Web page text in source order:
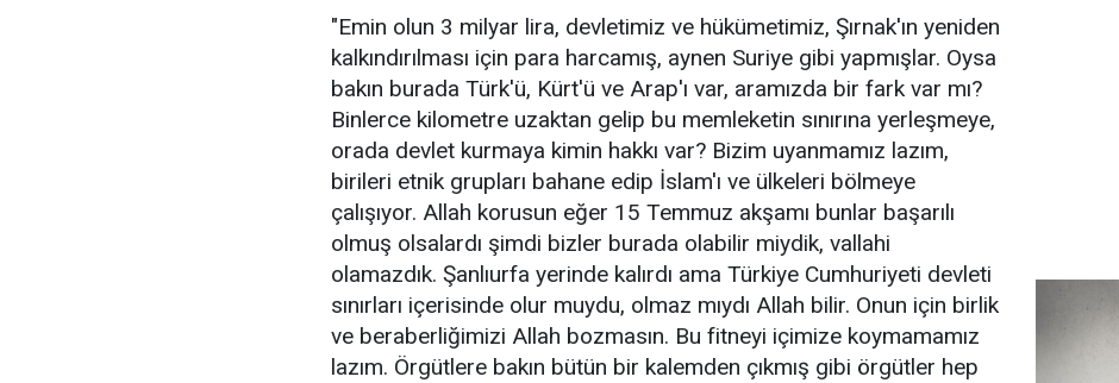
"Emin olun 3 milyar lira, devletimiz ve hükümetimiz, Şırnak'ın yeniden
kalkındırılması için para harcamış, aynen Suriye gibi yapmışlar. Oysa
bakın burada Türk'ü, Kürt'ü ve Arap'ı var, aramızda bir fark var mı?
Binlerce kilometre uzaktan gelip bu memleketin sınırına yerleşmeye,
orada devlet kurmaya kimin hakkı var? Bizim uyanmamız lazım,
birileri etnik grupları bahane edip İslam'ı ve ülkeleri bölmeye
çalışıyor. Allah korusun eğer 15 Temmuz akşamı bunlar başarılı
olmuş olsalardı şimdi bizler burada olabilir miydik, vallahi
olamazdık. Şanlıurfa yerinde kalırdı ama Türkiye Cumhuriyeti devleti
sınırları içerisinde olur muydu, olmaz mıydı Allah bilir. Onun için birlik
ve beraberliğimizi Allah bozmasın. Bu fitneyi içimize koymamamız
lazım. Örgütlere bakın bütün bir kalemden çıkmış gibi örgütler hep